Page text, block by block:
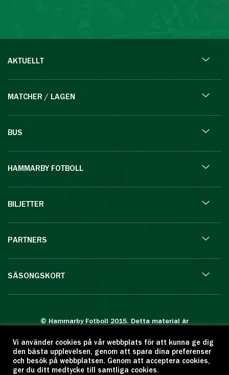
AKTUELLT
MATCHER / LAGEN
BUS
HAMMARBY FOTBOLL
BILJETTER
PARTNERS
SÄSONGSKORT
© Hammarby Fotboll 2015. Detta material är
Eftertryck eller annan kopiering är förbjuden.
Citera oss gärna men ange källan:
www.hammarbyfotboll.se. Ansvarig utgivare:
Vi använder cookies på vår webbplats för att kunna ge dig
den bästa upplevelsen, genom att spara dina preferenser
och besök på webbplatsen. Genom att acceptera cookies,
ger du ditt medtycke till samtliga cookies.